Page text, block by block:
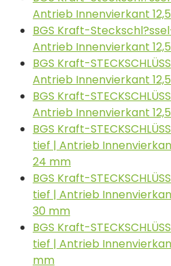
Antrieb Innenvierkant
BGS Kraft-
Antrieb Innenvierkant
BGS Kraft-
Antrieb Innenvierkant
BGS Kraft-
Antrieb Innenvierkant
BGS Kraft-
tief | Antrieb
24 mm
BGS Kraft-
tief | Antrieb
30 mm
BGS Kraft-
tief | Antrieb
mm